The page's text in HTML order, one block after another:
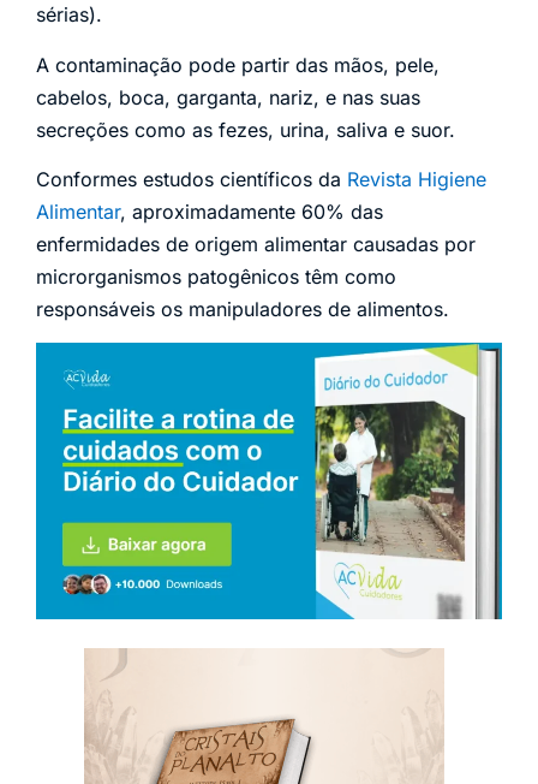
sérias).
A contaminação pode partir das mãos, pele,
cabelos, boca, garganta, nariz, e nas suas
secreções como as fezes, urina, saliva e suor.
Conformes estudos científicos da Revista Higiene
Alimentar, aproximadamente 60% das
enfermidades de origem alimentar causadas por
microrganismos patogênicos têm como
responsáveis os manipuladores de alimentos.